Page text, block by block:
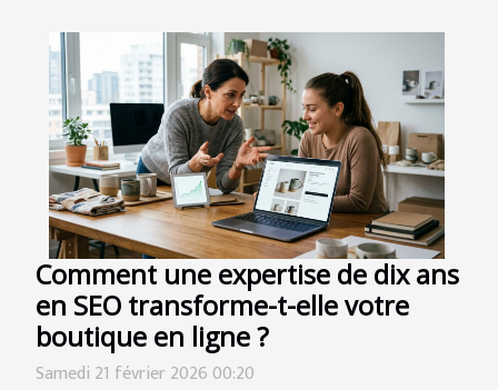
Comment une expertise de dix ans
en SEO transforme-t-elle votre
boutique en ligne ?
Samedi 21 février 2026 00:20